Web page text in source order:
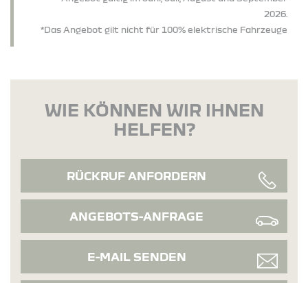
2026.
*Das Angebot gilt nicht für 100% elektrische Fahrzeuge
WIE KÖNNEN WIR IHNEN
HELFEN?
RÜCKRUF ANFORDERN
ANGEBOTS-ANFRAGE
E-MAIL SENDEN